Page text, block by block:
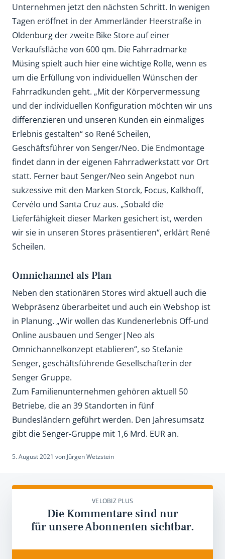
Unternehmen jetzt den nächsten Schritt. In wenigen
Tagen eröffnet in der Ammerländer Heerstraße in
Oldenburg der zweite Bike Store auf einer
Verkaufsfläche von 600 qm. Die Fahrradmarke
Müsing spielt auch hier eine wichtige Rolle, wenn es
um die Erfüllung von individuellen Wünschen der
Fahrradkunden geht. „Mit der Körpervermessung
und der individuellen Konfiguration möchten wir uns
differenzieren und unseren Kunden ein einmaliges
Erlebnis gestalten“ so René Scheilen,
Geschäftsführer von Senger/Neo. Die Endmontage
findet dann in der eigenen Fahrradwerkstatt vor Ort
statt. Ferner baut Senger/Neo sein Angebot nun
sukzessive mit den Marken Storck, Focus, Kalkhoff,
Cervélo und Santa Cruz aus. „Sobald die
Lieferfähigkeit dieser Marken gesichert ist, werden
wir sie in unseren Stores präsentieren“, erklärt René
Scheilen.
Omnichannel als Plan
Neben den stationären Stores wird aktuell auch die
Webpräsenz überarbeitet und auch ein Webshop ist
in Planung. „Wir wollen das Kundenerlebnis Off-und
Online ausbauen und Senger|Neo als
Omnichannelkonzept etablieren“, so Stefanie
Senger, geschäftsführende Gesellschafterin der
Senger Gruppe.
Zum Familienunternehmen gehören aktuell 50
Betriebe, die an 39 Standorten in fünf
Bundesländern geführt werden. Den Jahresumsatz
gibt die Senger-Gruppe mit 1,6 Mrd. EUR an.
5. August 2021 von Jürgen Wetzstein
VELOBIZ PLUS
Die Kommentare sind nur
für unsere Abonnenten sichtbar.